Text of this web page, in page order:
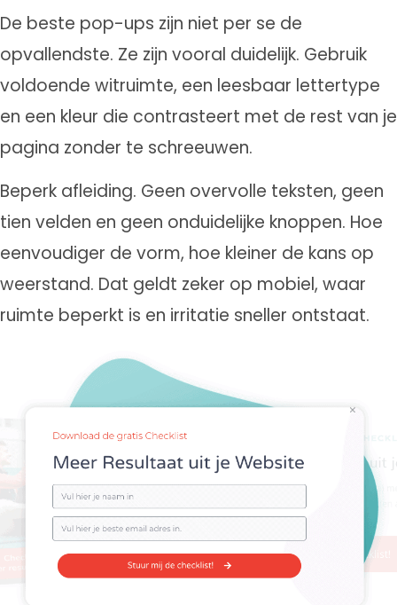
De beste pop-ups zijn niet per se de
opvallendste. Ze zijn vooral duidelijk. Gebruik
voldoende witruimte, een leesbaar lettertype
en een kleur die contrasteert met de rest van je
pagina zonder te schreeuwen.
Beperk afleiding. Geen overvolle teksten, geen
tien velden en geen onduidelijke knoppen. Hoe
eenvoudiger de vorm, hoe kleiner de kans op
weerstand. Dat geldt zeker op mobiel, waar
ruimte beperkt is en irritatie sneller ontstaat.